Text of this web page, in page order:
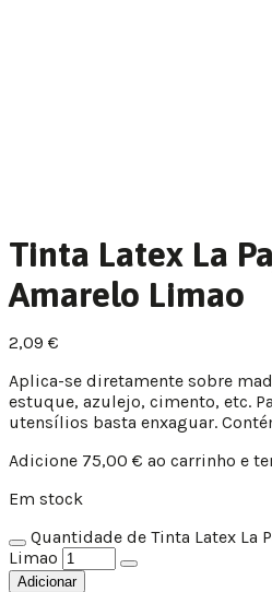
Tinta Latex La
Amarelo Limao
2,09 €
Aplica-se diretamente sobre
estuque, azulejo, cimento, etc.
utensílios basta enxaguar.
Adicione 75,00 € ao carrinho e
Em stock
Quantidade de Tinta Latex La
Limao
Adicionar